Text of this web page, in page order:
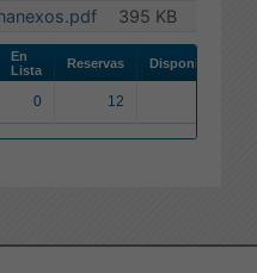
395 KB
En
Lista
Reservas Disponibles
0 12